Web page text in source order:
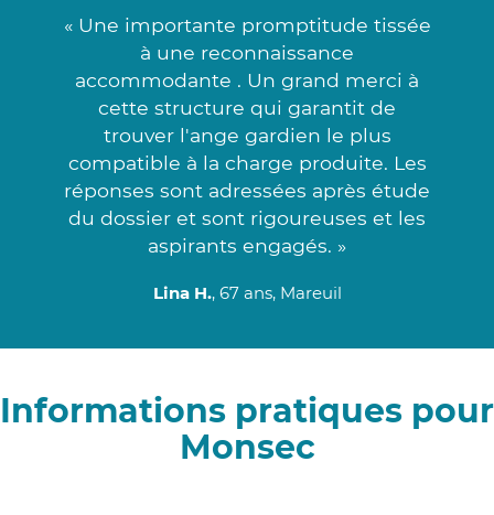
« Une importante promptitude tissée
à une reconnaissance
accommodante . Un grand merci à
cette structure qui garantit de
trouver l'ange gardien le plus
compatible à la charge produite. Les
réponses sont adressées après étude
du dossier et sont rigoureuses et les
aspirants engagés. »
Lina H., 67 ans, Mareuil
Informations pratiques pour
Monsec